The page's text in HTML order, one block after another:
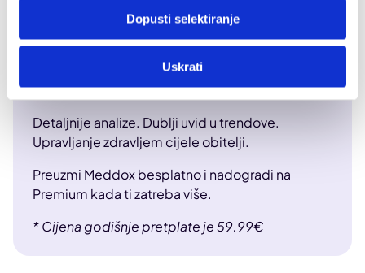
Dopusti selektiranje
Uskrati
Meddox Premium – 11,99 €/mj ili 4,99 €/mj uz
godišnju pretplatu*
Detaljnije analize. Dublji uvid u trendove.
Upravljanje zdravljem cijele obitelji.
Preuzmi Meddox besplatno i nadogradi na
Premium kada ti zatreba više.
* Cijena godišnje pretplate je 59.99€